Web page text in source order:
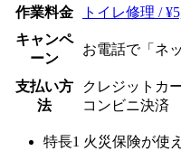
作業料金
トイレ修理 /
キャンペ
ーン
お電話で「ネ
支払い方
法
クレジットカ
コンビニ決済
特長1 火災保険が使